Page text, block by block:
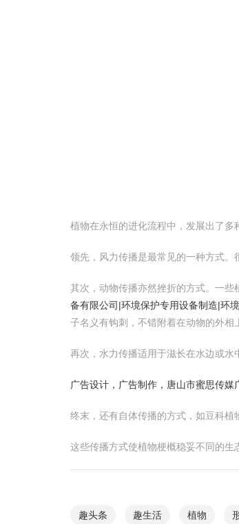
植物在永恒的进化流程中，发展出了多
领先，风力传播是最常见的一种方式。
其次，动物传播亦然挫折的方式。一些
备有限公司|环境保护专用设备制造|环
子名义有钩刺，不错附着在动物的外相
再次，水力传播适用于滋长在水边或水
广告设计，广告制作，唐山市蜜思传媒
终末，还有自体传播的方式，如豆科植
这些传播方式使植物梗概稳妥不同的生
趣头条 趣生活 植物